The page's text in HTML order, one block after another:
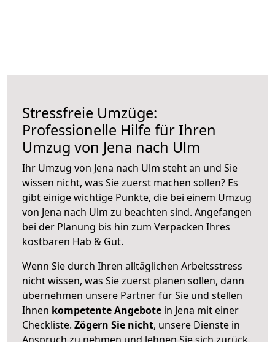
Stressfreie Umzüge:
Professionelle Hilfe für Ihren
Umzug von Jena nach Ulm
Ihr Umzug von Jena nach Ulm steht an und Sie
wissen nicht, was Sie zuerst machen sollen? Es
gibt einige wichtige Punkte, die bei einem Umzug
von Jena nach Ulm zu beachten sind. Angefangen
bei der Planung bis hin zum Verpacken Ihres
kostbaren Hab & Gut.
Wenn Sie durch Ihren alltäglichen Arbeitsstress
nicht wissen, was Sie zuerst planen sollen, dann
übernehmen unsere Partner für Sie und stellen
Ihnen kompetente Angebote in Jena mit einer
Checkliste. Zögern Sie nicht, unsere Dienste in